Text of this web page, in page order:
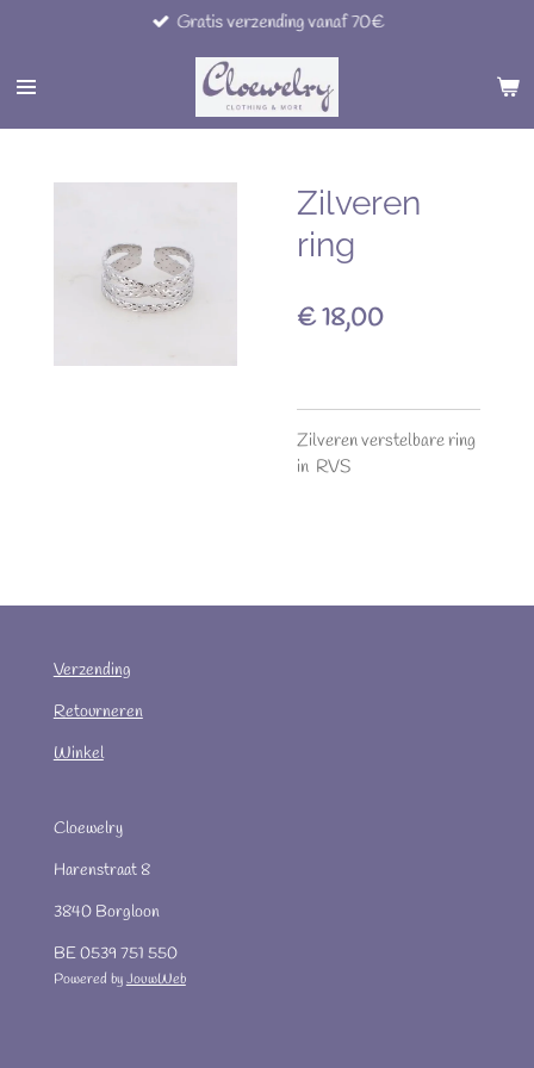
naar
hoofdinhoud
Gratis verzending vanaf 70€
Zilveren
ring
€ 18,00
Zilveren verstelbare ring
in RVS
Verzending
Retourneren
Winkel
Cloewelry
Harenstraat 8
3840 Borgloon
BE 0539 751 550
Powered byJouwWeb